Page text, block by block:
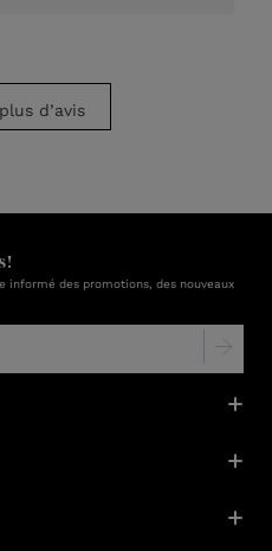
d’avis
informé des promotions, des nouveaux